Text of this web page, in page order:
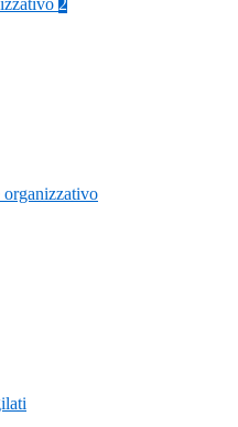
2
organizzativo